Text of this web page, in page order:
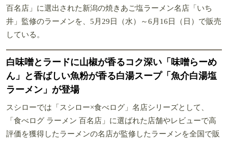
百名店」に選出された新潟の焼きあご塩ラーメン名店「いち
井」監修のラーメンを、5月29日（水）～6月16日（日）で販売
している。
白味噌とラードに山椒が香るコク深い「味噌らーめ
ん」と香ばしい魚粉が香る白湯スープ「魚介白湯塩
ラーメン」が登場
スシローでは「スシロー×食べログ」名店シリーズとして、
「食べログ ラーメン 百名店」に選ばれた店舗やレビューで高
評価を獲得したラーメンの名店が監修したラーメンを全国で販